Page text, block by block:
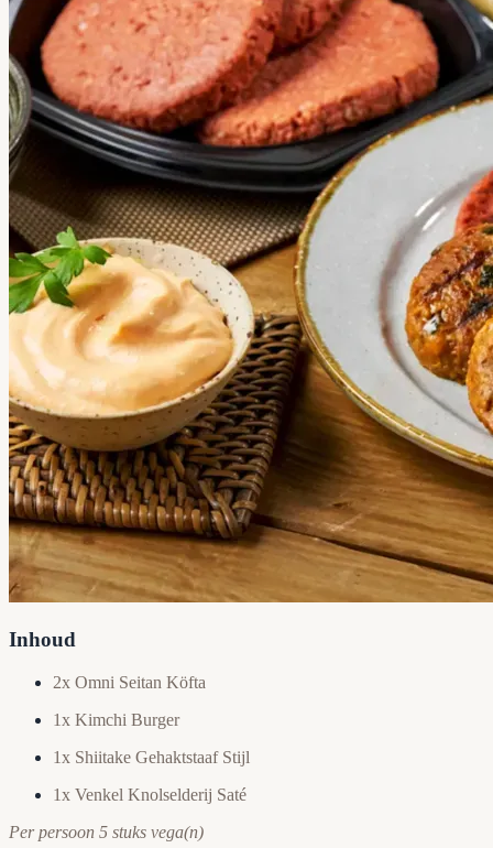
Inhoud
2x Omni Seitan Köfta
1x Kimchi Burger
1x Shiitake Gehaktstaaf Stijl
1x Venkel Knolselderij Saté
Per persoon 5 stuks vega(n)